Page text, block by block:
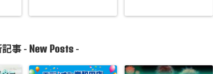
事 - New Posts -